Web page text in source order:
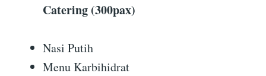
Catering (300pax)
Nasi Putih
Menu Karbihidrat